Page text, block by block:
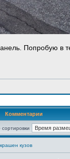
Попробую в
Комментарии
кузов